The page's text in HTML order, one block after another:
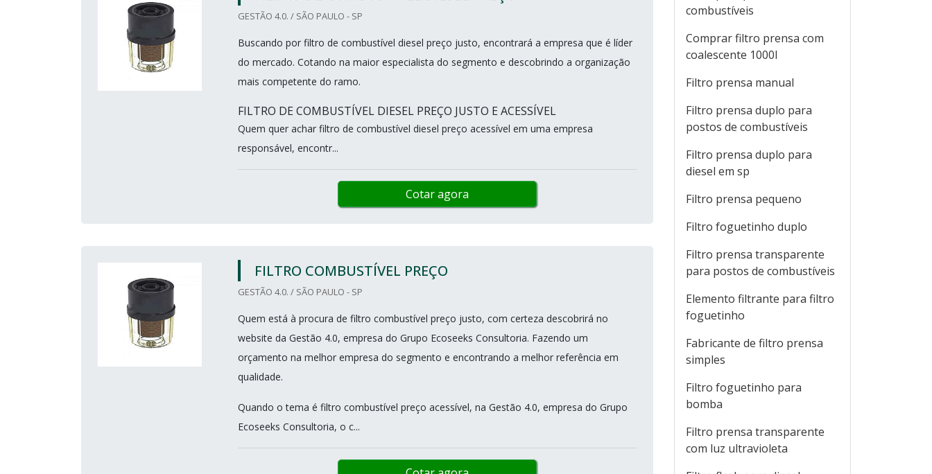
GESTÃO 4.0. / SÃO PAULO - SP
Buscando por filtro de combustível diesel preço justo, encontrará a empresa que é líder
do mercado. Cotando na maior especialista do segmento e descobrindo a organização
mais competente do ramo.
FILTRO DE COMBUSTÍVEL DIESEL PREÇO JUSTO E ACESSÍVEL
Quem quer achar filtro de combustível diesel preço acessível em uma empresa
responsável, encontr...
Cotar agora
FILTRO COMBUSTÍVEL PREÇO
GESTÃO 4.0. / SÃO PAULO - SP
Quem está à procura de filtro combustível preço justo, com certeza descobrirá no
website da Gestão 4.0, empresa do Grupo Ecoseeks Consultoria. Fazendo um
orçamento na melhor empresa do segmento e encontrando a melhor referência em
qualidade.
Quando o tema é filtro combustível preço acessível, na Gestão 4.0, empresa do Grupo
Ecoseeks Consultoria, o c...
combustíveis
Comprar filtro prensa com
coalescente 1000l
Filtro prensa manual
Filtro prensa duplo para
postos de combustíveis
Filtro prensa duplo para
diesel em sp
Filtro prensa pequeno
Filtro foguetinho duplo
Filtro prensa transparente
para postos de combustíveis
Elemento filtrante para filtro
foguetinho
Fabricante de filtro prensa
simples
Filtro foguetinho para
bomba
Filtro prensa transparente
com luz ultravioleta